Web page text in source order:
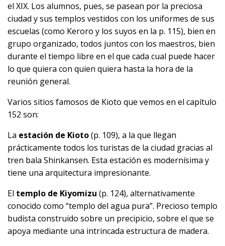
el XIX. Los alumnos, pues, se pasean por la preciosa
ciudad y sus templos vestidos con los uniformes de sus
escuelas (como Keroro y los suyos en la p. 115), bien en
grupo organizado, todos juntos con los maestros, bien
durante el tiempo libre en el que cada cual puede hacer
lo que quiera con quien quiera hasta la hora de la
reunión general.
Varios sitios famosos de Kioto que vemos en el capítulo
152 son:
La estación de Kioto(p. 109), a la que llegan
prácticamente todos los turistas de la ciudad gracias al
tren bala Shinkansen. Esta estación es modernísima y
tiene una arquitectura impresionante.
El templo de Kiyomizu (p. 124), alternativamente
conocido como “templo del agua pura”. Precioso templo
budista construido sobre un precipicio, sobre el que se
apoya mediante una intrincada estructura de madera.